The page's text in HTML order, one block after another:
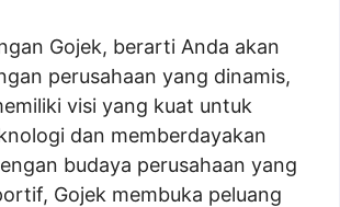
Gojek, berarti Anda akan
perusahaan yang dinamis,
visi yang kuat untuk
dan memberdayakan
budaya perusahaan yang
Gojek membuka peluang